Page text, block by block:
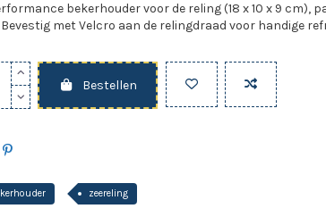
bekerhouder voor de reling (18 x 10 x 9 cm),
met Velcro aan de relingdraad voor handige
Bestellen
zeereling